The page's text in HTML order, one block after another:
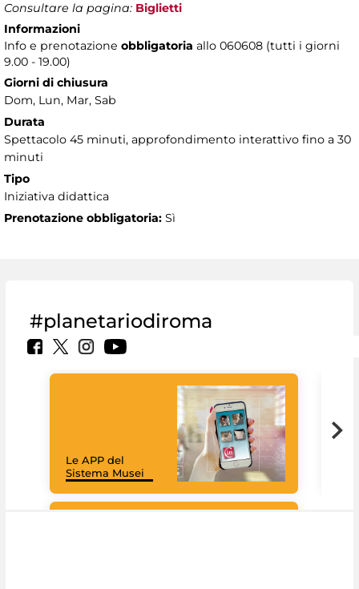
Consultare la pagina: Biglietti
Informazioni
Info e prenotazione obbligatoria allo 060608 (tutti i giorni
9.00 - 19.00)
Giorni di chiusura
Dom, Lun, Mar, Sab
Durata
Spettacolo 45 minuti, approfondimento interattivo fino a 30
minuti
Tipo
Iniziativa didattica
Prenotazione obbligatoria: Sì
#planetariodiroma
Le APP del
Sistema Musei